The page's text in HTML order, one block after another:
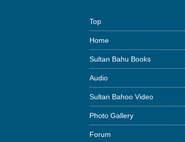
Top
Home
Sultan Bahu Books
Audio
Sultan Bahoo Video
Photo Gallery
Forum